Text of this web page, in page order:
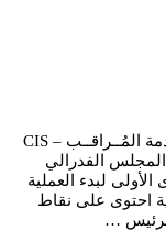
تحليل خطاب الرئيس الروسي فلاديمير بوتين خدمة المُــراقــب – CIS
الفدرالي
الذكرى الأولى لبدء العملية
احتوى على نقاط
…